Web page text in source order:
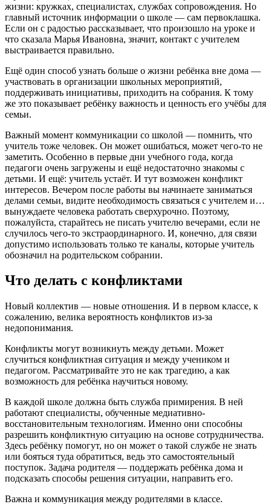
жизни: кружках, специалистах, службах сопровождения. Но
главный источник информации о школе — сам первоклашка.
Если он с радостью рассказывает, что произошло на уроке и
что сказала Марья Ивановна, значит, контакт с учителем
выстраивается правильно.
Ещё один способ узнать больше о жизни ребёнка вне дома —
участвовать в организации школьных мероприятий,
поддерживать инициативы, приходить на собрания. К тому
же это показывает ребёнку важность и ценность его учёбы для
семьи.
Важный момент коммуникации со школой — помнить, что
учитель тоже человек. Он может ошибаться, может чего-то не
заметить. Особенно в первые дни учебного года, когда
педагоги очень загружены и ещё недостаточно знакомы с
детьми. И ещё: учитель устаёт. И тут возможен конфликт
интересов. Вечером после работы вы начинаете заниматься
делами семьи, видите необходимость связаться с учителем и…
вынуждаете человека работать сверхурочно. Поэтому,
пожалуйста, старайтесь не писать учителю вечерами, если не
случилось чего-то экстраординарного. И, конечно, для связи
допустимо использовать только те каналы, которые учитель
обозначил на родительском собрании.
Что делать с конфликтами
Новый коллектив — новые отношения. И в первом классе, к
сожалению, велика вероятность конфликтов из-за
недопонимания.
Конфликты могут возникнуть между детьми. Может
случиться конфликтная ситуация и между учеником и
педагогом. Рассматривайте это не как трагедию, а как
возможность для ребёнка научиться новому.
В каждой школе должна быть служба примирения. В ней
работают специалисты, обученные медиативно-
восстановительным технологиям. Именно они способны
разрешить конфликтную ситуацию на основе сотрудничества.
Здесь ребёнку помогут, но он может о такой службе не знать
или бояться туда обратиться, ведь это самостоятельный
поступок. Задача родителя — поддержать ребёнка дома и
подсказать способы решения ситуации, направить его.
Важна и коммуникация между родителями в классе.